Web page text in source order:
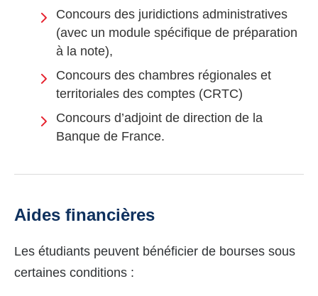
Concours des juridictions administratives
(avec un module spécifique de préparation
à la note),
Concours des chambres régionales et
territoriales des comptes (CRTC)
Concours d’adjoint de direction de la
Banque de France.
Aides financières
Les étudiants peuvent bénéficier de bourses sous
certaines conditions :